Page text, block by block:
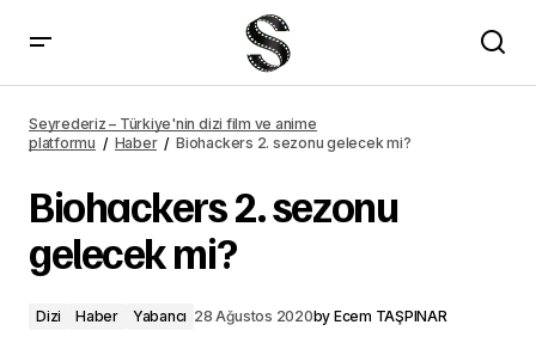
Seyrederiz – Türkiye'nin dizi film ve anime
platformu
Haber Biohackers 2. sezonu gelecek mi?
Biohackers 2. sezonu
gelecek mi?
Dizi Haber Yabancı 28 Ağustos 2020by Ecem TAŞPINAR